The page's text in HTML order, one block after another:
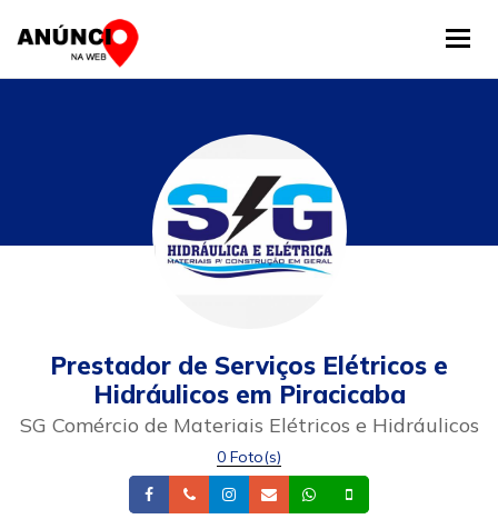
Prestador de Serviços Elétricos e
Hidráulicos em Piracicaba
SG Comércio de Materiais Elétricos e Hidráulicos
0 Foto(s)
FacebookTelefoneInstagram
Email Whatsapp